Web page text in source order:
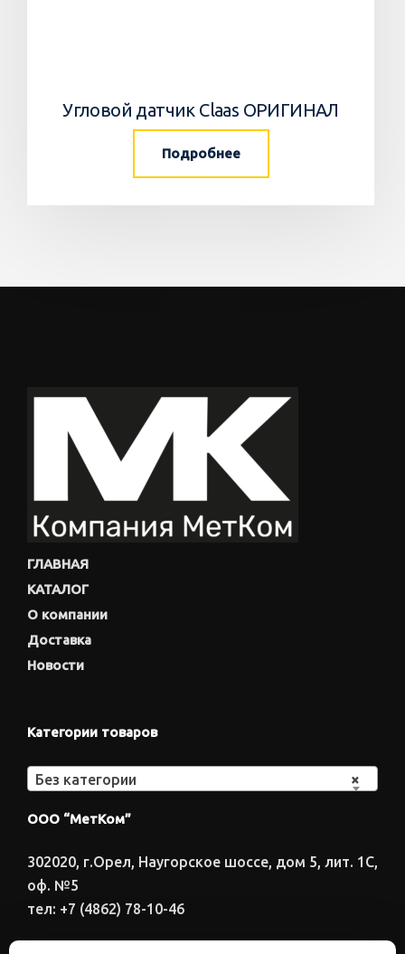
Угловой датчик Claas ОРИГИНАЛ
Подробнее
ГЛАВНАЯ
КАТАЛОГ
О компании
Доставка
Новости
Категории товаров
×
Без категории
ООО “МетКом”
302020, г.Орел, Наугорское шоссе, дом 5, лит. 1С,
оф. №5
тел: +7 (4862) 78-10-46